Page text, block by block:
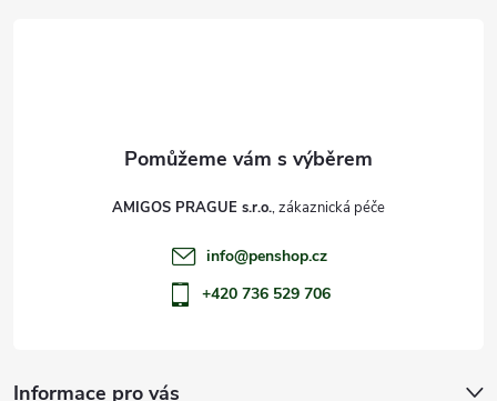
Informace pro vás
AMIGOS PRAGUE s.r.o.
info@penshop.cz
+420 736 529 706